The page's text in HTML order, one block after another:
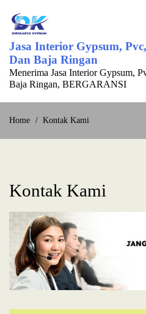
Jasa Interior Gypsum, Pvc,
Dan Baja Ringan
Menerima Jasa Interior Gypsum,
Baja Ringan, BERGARANSI
Home Kontak Kami
Kontak Kami